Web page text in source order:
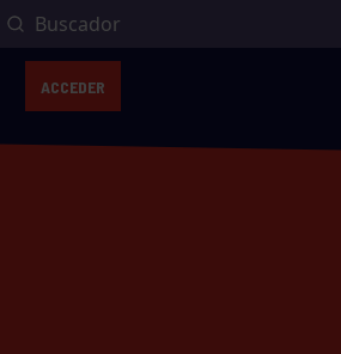
Buscador
ACCEDER